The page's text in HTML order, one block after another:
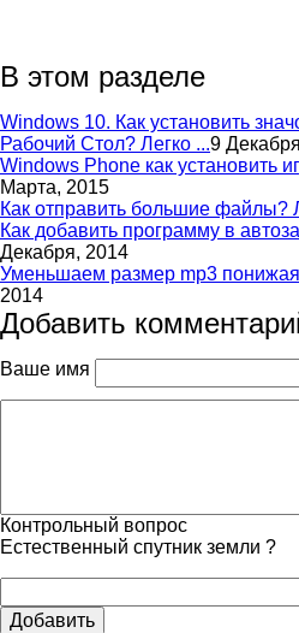
В этом разделе
Windows 10. Как установить
Рабочий Стол? Легко ...9
Windows Phone как установить
Марта, 2015
Как отправить большие файлы?
Как добавить программу в
Декабря, 2014
Уменьшаем размер mp3 понижая
2014
Добавить
Ваше имя
Контрольный вопрос
Естественный спутник земли ?
Добавить